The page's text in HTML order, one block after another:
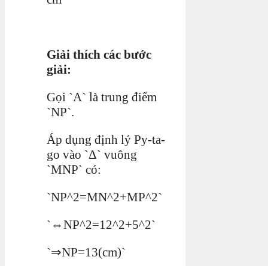
Giải thích các bước
giải:
Gọi `A` là trung điểm
`NP`.
Áp dụng định lý Py-ta-
go vào `Δ` vuông
`MNP` có:
`NP^2=MN^2+MP^2`
`⇔NP^2=12^2+5^2`
`⇒NP=13(cm)`